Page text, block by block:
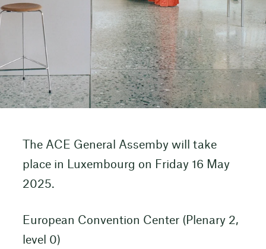
The ACE General Assemby will take
place in Luxembourg on Friday 16 May
2025.
European Convention Center (Plenary 2,
level 0)